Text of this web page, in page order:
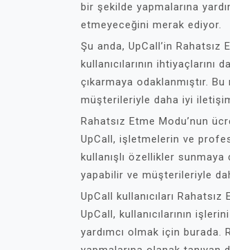
bir şekilde yapmalarına
etmeyeceğini merak ediyor.
Şu anda, UpCall’in
kullanıcılarının
çıkarmaya odaklanmıştır.
müşterileriyle daha iyi
Rahatsız Etme Modu’nun
UpCall, işletmelerin ve
kullanışlı özellikler
yapabilir ve müşterileriyle
UpCall kullanıcıları
UpCall, kullanıcılarının
yardımcı olmak için burada.